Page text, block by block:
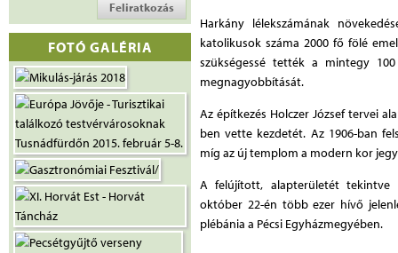
FOTÓ GALÉRIA
Harkány lélekszámának
katolikusok száma 2000 fő fölé
szükségessé tették a mintegy
megnagyobbítását.
Az építkezés Holczer József tervei
ben vette kezdetét. Az 1906-ban
míg az új templom a modern kor
A felújított, alapterületét tekintve
október 22-én több ezer hívő
plébánia a Pécsi Egyházmegyében.